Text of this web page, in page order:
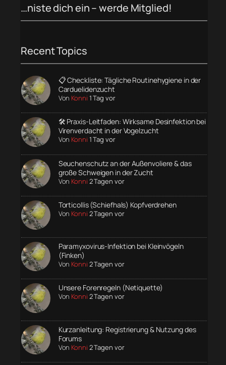
…niste dich ein – werde Mitglied!
Recent Topics
📋 Checkliste: Tägliche Routinehygiene in der
Carduelidenzucht
Von Konni 1 Tag vor
🛠️ Praxis-Leitfaden: Wirksame Desinfektion bei
Virenverdacht in der Vogelzucht
Von Konni 1 Tag vor
Seuchenschutz an der Außenvoliere & das
große Schweigen in der Zucht
Von Konni 2 Tagen vor
Torticollis (Schiefhals) Kopfverdrehen
Von Konni 2 Tagen vor
Paramyxovirus-Infektion bei Kleinvögeln
(Finken)
Von Konni 2 Tagen vor
Unsere Forenregeln (Netiquette)
Von Konni 2 Tagen vor
Kurzanleitung: Registrierung & Nutzung des
Forums
Von Konni 2 Tagen vor